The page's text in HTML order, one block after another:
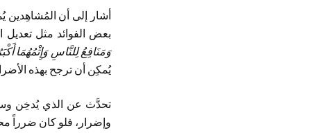
أشار إلى أن المُشاهِدين
بعض الفوائد مثل تعديل
وَمَنَافِعُ لِلنَّاسِ وَإِثْمُهُمَا
يُمكِن أن ترجح بهذه
تحدَّث عن الذي يُدخِن وسط
وإضرار، فلو كان ضرراً